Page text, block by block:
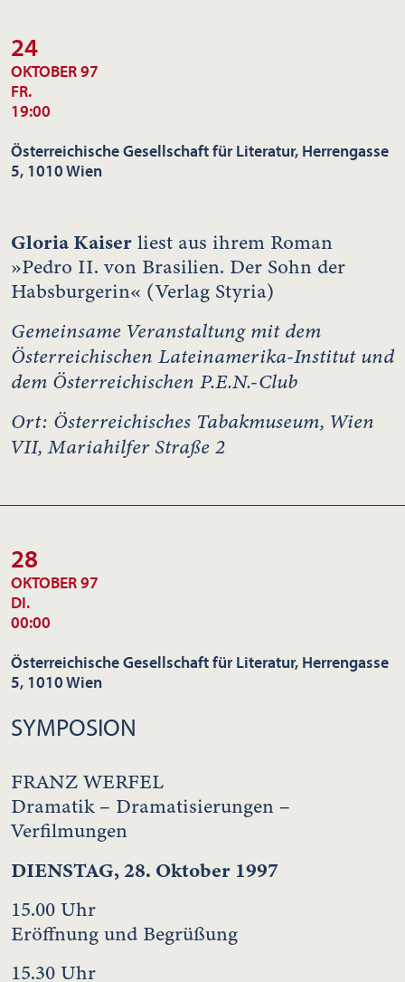
24
OKTOBER 97
FR.
19:00
Österreichische Gesellschaft für Literatur, Herrengasse
5, 1010 Wien
Gloria Kaiser liest aus ihrem Roman
»Pedro II. von Brasilien. Der Sohn der
Habsburgerin« (Verlag Styria)
Gemeinsame Veranstaltung mit dem
Österreichischen Lateinamerika-Institut und
dem Österreichischen P.E.N.-Club
Ort: Österreichisches Tabakmuseum, Wien
VII, Mariahilfer Straße 2
28
OKTOBER 97
DI.
00:00
Österreichische Gesellschaft für Literatur, Herrengasse
5, 1010 Wien
SYMPOSION
FRANZ WERFEL
Dramatik – Dramatisierungen –
Verfilmungen
DIENSTAG, 28. Oktober 1997
15.00 Uhr
Eröffnung und Begrüßung
15.30 Uhr